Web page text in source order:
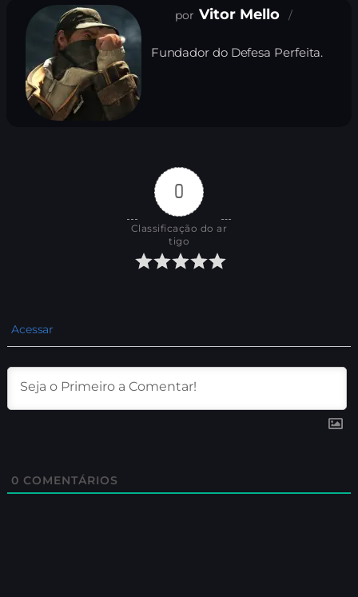
Vitor Mello
Fundador do Defesa Perfeita.
0
Classificação do ar
tigo
Acessar
0 COMENTÁRIOS